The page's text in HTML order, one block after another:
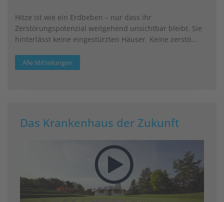
Hitze ist wie ein Erdbeben – nur dass ihr
Zerstörungspotenzial weitgehend unsichtbar bleibt. Sie
hinterlässt keine eingestürzten Häuser. Keine zerstö…
Alle Mitteilungen
Das Krankenhaus der Zukunft